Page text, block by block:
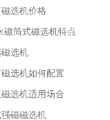
选机价格
磁筒式磁选机特点
选机
选机如何配置
选机适用场合
磁磁选机